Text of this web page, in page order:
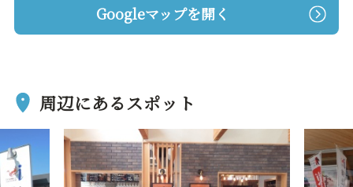
Googleマップを開く
周辺にあるスポット